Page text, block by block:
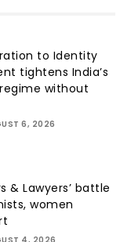
to Identity
tightens India’s
without
6, 2026
& Lawyers’ battle
women